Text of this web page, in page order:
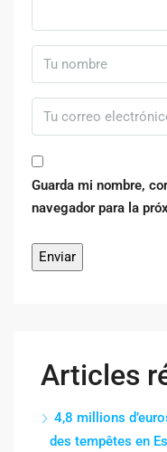
Guarda mi nombre,
navegador para la
Articles
4,8 millions
des tempêtes en